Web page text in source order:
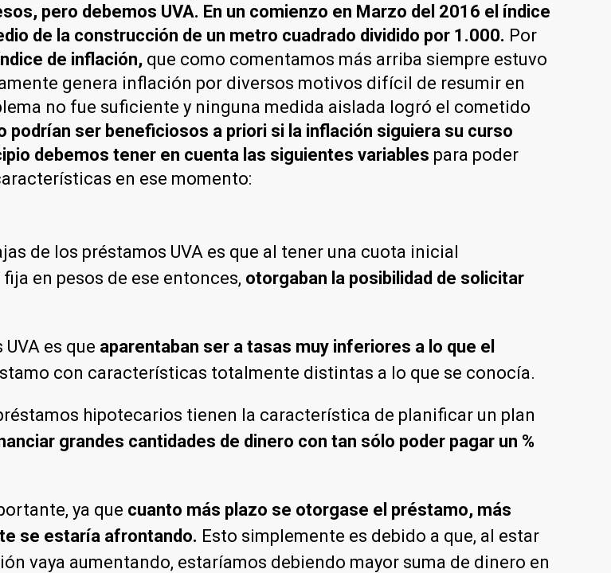
pero debemos UVA. En un comienzo en Marzo del 2016 el índice
de la construcción de un metro cuadrado dividido por 1.000. Por
de inflación, que como comentamos más arriba siempre estuvo
genera inflación por diversos motivos difícil de resumir en
no fue suficiente y ninguna medida aislada logró el cometido
podrían ser beneficiosos a priori si la inflación siguiera su curso
debemos tener en cuenta las siguientes variables para poder
en ese momento:
de los préstamos UVA es que al tener una cuota inicial
en pesos de ese entonces, otorgaban la posibilidad de solicitar
es que aparentaban ser a tasas muy inferiores a lo que el
con características totalmente distintas a lo que se conocía.
hipotecarios tienen la característica de planificar un plan
grandes cantidades de dinero con tan sólo poder pagar un %
ya que cuanto más plazo se otorgase el préstamo, más
se estaría afrontando. Esto simplemente es debido a que, al estar
vaya aumentando, estaríamos debiendo mayor suma de dinero en